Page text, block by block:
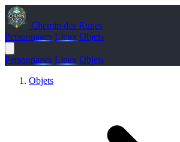
Chemin des Runes
Personnages Lieux Objets
Personnages Lieux Objets
Objets